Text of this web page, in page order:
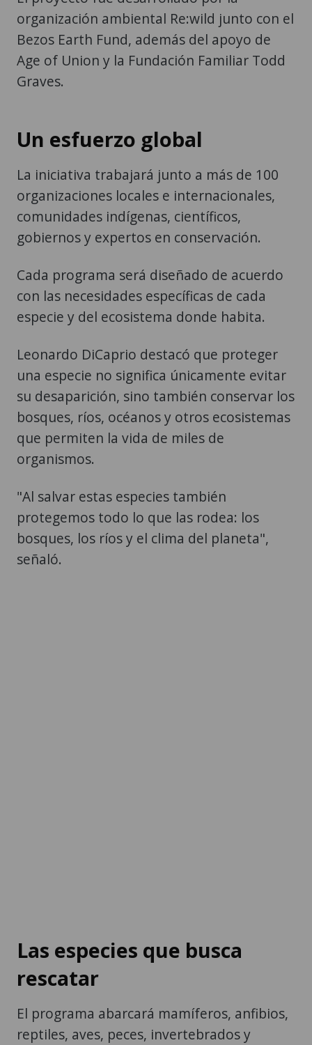
organización ambiental Re:wild junto con el
Bezos Earth Fund, además del apoyo de
Age of Union y la Fundación Familiar Todd
Graves.
Un esfuerzo global
La iniciativa trabajará junto a más de 100
organizaciones locales e internacionales,
comunidades indígenas, científicos,
gobiernos y expertos en conservación.
Cada programa será diseñado de acuerdo
con las necesidades específicas de cada
especie y del ecosistema donde habita.
Leonardo DiCaprio destacó que proteger
una especie no significa únicamente evitar
su desaparición, sino también conservar los
bosques, ríos, océanos y otros ecosistemas
que permiten la vida de miles de
organismos.
"Al salvar estas especies también
protegemos todo lo que las rodea: los
bosques, los ríos y el clima del planeta",
señaló.
Las especies que busca
rescatar
El programa abarcará mamíferos, anfibios,
reptiles, aves, peces, invertebrados y